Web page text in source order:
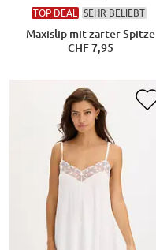
TOP DEAL SEHR BELIEBT
Maxislip mit zarter Spitze
CHF 7,95